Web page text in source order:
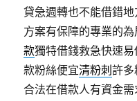
貸急週轉也不能借錯地
方案有保障的專業的
款獨特借錢救急快速
款粉絲便宜清粉刺許
合法在借款人有資金需